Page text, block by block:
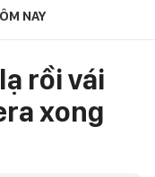
NAY
rồi vái
xong